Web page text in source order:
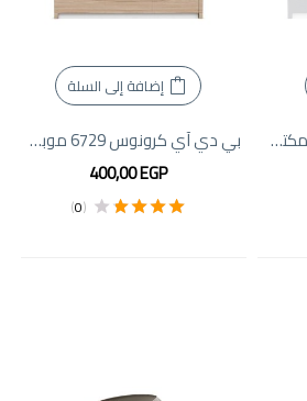
بي دي آي سيكويل 6051 مكتب رفع، جوز طبيعي
إضافة إلى السلة
بي دي آي كرونوس 6729 موبايل كريدينزا
400,00EGP
(
0
)